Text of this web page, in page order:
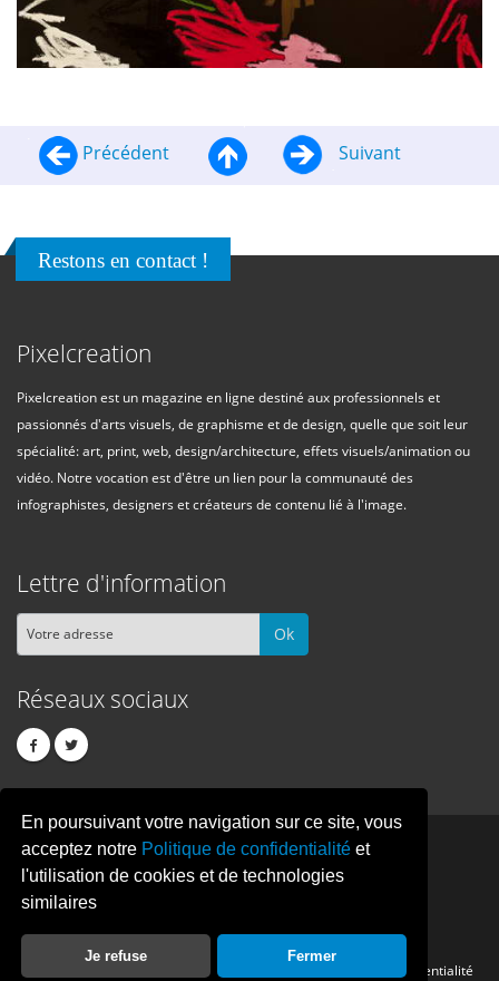
En poursuivant votre navigation sur ce site, vous
acceptez notre Politique de confidentialité et
l'utilisation de cookies et de technologies
similaires
Je refuse Fermer
Précédent Suivant
Restons en contact !
Pixelcreation
Pixelcreation est un magazine en ligne destiné aux professionnels et
passionnés d'arts visuels, de graphisme et de design, quelle que soit leur
spécialité: art, print, web, design/architecture, effets visuels/animation ou
vidéo. Notre vocation est d'être un lien pour la communauté des
infographistes, designers et créateurs de contenu lié à l'image.
Lettre d'information
Ok
Réseaux sociaux
PIXELCREATION
Publicité Politique de confidentialité